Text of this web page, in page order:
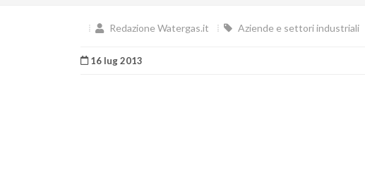
Redazione Watergas.it Aziende e settori industriali
16 lug 2013